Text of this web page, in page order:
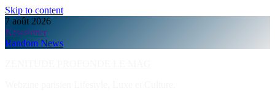
Skip to content
7 août 2026
Newsletter
Random News